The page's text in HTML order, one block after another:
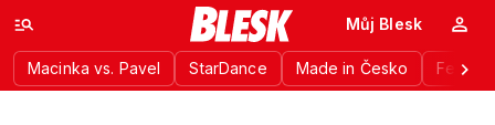
Macinka vs. Pavel StarDance Made in Česko
Můj Blesk